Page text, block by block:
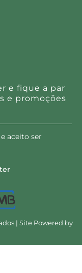
e fique a par
e promoções
aceito ser
| Site Powered by